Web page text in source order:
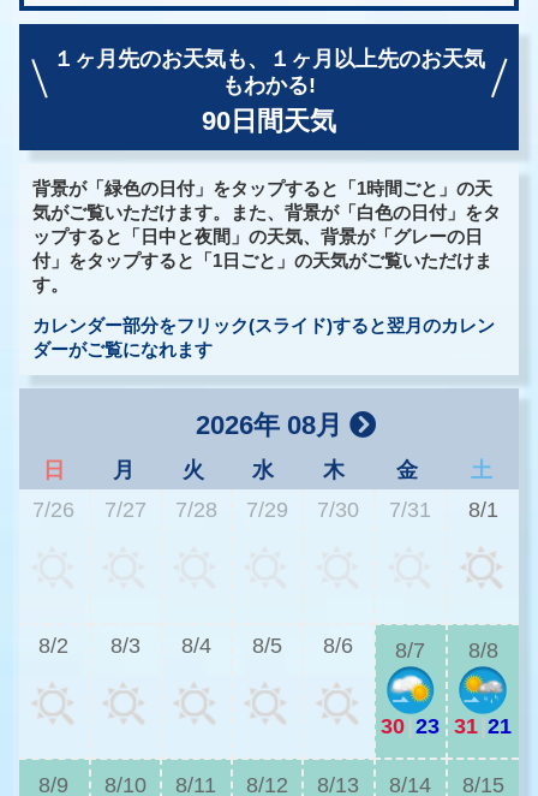
１ヶ月先のお天気も、
１ヶ月以上先のお天気
もわかる!
90日間天気
背景が「緑色の日付」をタップすると「1時間ごと」の天
気がご覧いただけます。また、背景が「白色の日付」をタ
ップすると「日中と夜間」の天気、背景が「グレーの日
付」をタップすると「1日ごと」の天気がご覧いただけま
す。
カレンダー部分をフリック(スライド)すると翌月のカレン
ダーがご覧になれます
2026年 08月
日 月 火 水 木 金
土
7/26
7/27 7/28 7/29 7/30 7/31 8/1
8/2 8/3 8/4 8/5 8/6 8/7
30|23
8/8
31|21
8/9 8/10 8/11 8/12 8/13 8/14 8/15